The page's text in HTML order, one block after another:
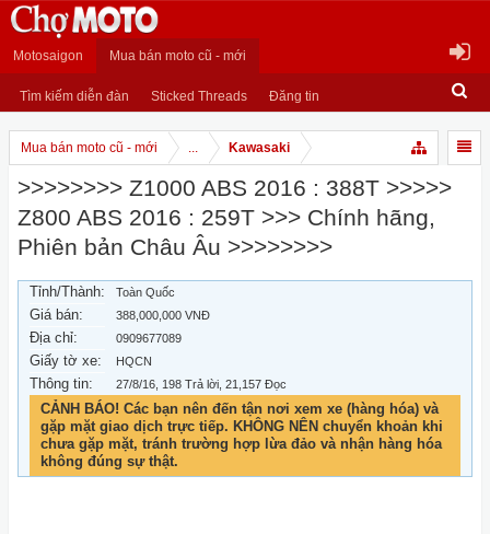
Motosaigon Mua bán moto cũ - mới
Tìm kiếm diễn đàn Sticked Threads Đăng tin
Mua bán moto cũ - mới ... Kawasaki
>>>>>>>> Z1000 ABS 2016 : 388T >>>>>
Z800 ABS 2016 : 259T >>> Chính hãng,
Phiên bản Châu Âu >>>>>>>>
Tỉnh/Thành: Toàn Quốc
Giá bán: 388,000,000 VNĐ
Địa chỉ: 0909677089
Giấy tờ xe: HQCN
Thông tin: 27/8/16 , 198 Trả lời, 21,157 Đọc
CẢNH BÁO! Các bạn nên đến tận nơi xem xe (hàng hóa) và
gặp mặt giao dịch trực tiếp. KHÔNG NÊN chuyển khoản khi
chưa gặp mặt, tránh trường hợp lừa đảo và nhận hàng hóa
không đúng sự thật.